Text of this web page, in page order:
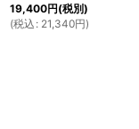
19,400円(税別)
(税込 : 21,340円)